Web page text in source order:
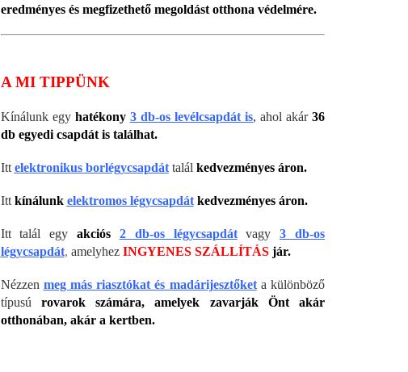
eredményes és megfizethető megoldást otthona védelmére.
A MI TIPPÜNK
Kínálunk egy hatékony 3 db-os levélcsapdát is, ahol akár36
db egyedi csapdát is találhat.
Ittelektronikus borlégycsapdáttalálkedvezményes áron.
Ittkínálunk elektromos légycsapdát kedvezményes áron.
Itt talál egy akciós 2 db-os légycsapdátvagy3 db-os
légycsapdát, amelyhez INGYENES SZÁLLÍTÁS jár.
Nézzen meg más riasztókat és madárijesztőketa különböző
típusú rovarok számára, amelyek zavarják Önt akár
otthonában, akár a kertben.